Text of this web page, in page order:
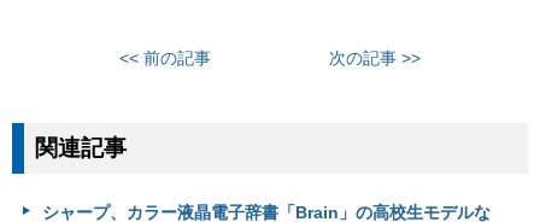
<< 前の記事 次の記事 >>
関連記事
シャープ、カラー液晶電子辞書「Brain」の高校生モデルな